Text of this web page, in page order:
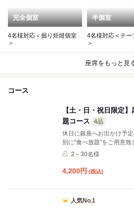
完全個室
4名様対応＜掘り炬燵個室
＞
半個室
4名様対応＜テー
＞
座席をもっと見
コース
【土・日・祝日限定
題コース
4品
休日に銀座へお出かけ予
別に"食べ放題"をご用意致しました！
ニューを心行くまでお楽し
2～30名様
4,200円 (税込)
人気No.1